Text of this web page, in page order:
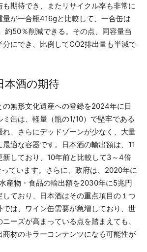
も期待でき、またリサイクル率も非常に
量が一合瓶416gと比較して、一合缶は
約50％削減できる。その点、同容量当
分にでき、比例してCO2排出量も半減で
酒の期待
の無形文化遺産への登録を2024年に目
缶は、軽量（瓶の1/10）で堅牢である
れ、さらにデッドゾーンが少なく、大量
適な容器です。日本酒の輸出額は、11
新しており、10年前と比較して3～4倍
ています。さらに、政府は、2020年に
産物・食品の輸出額を2030年に5兆円
しており、日本酒はその重点項目の１つ
では、ワイン缶需要が急増しており、世
ーズが高まっている点を踏まえても、
材のキラーコンテンツになる可能性が